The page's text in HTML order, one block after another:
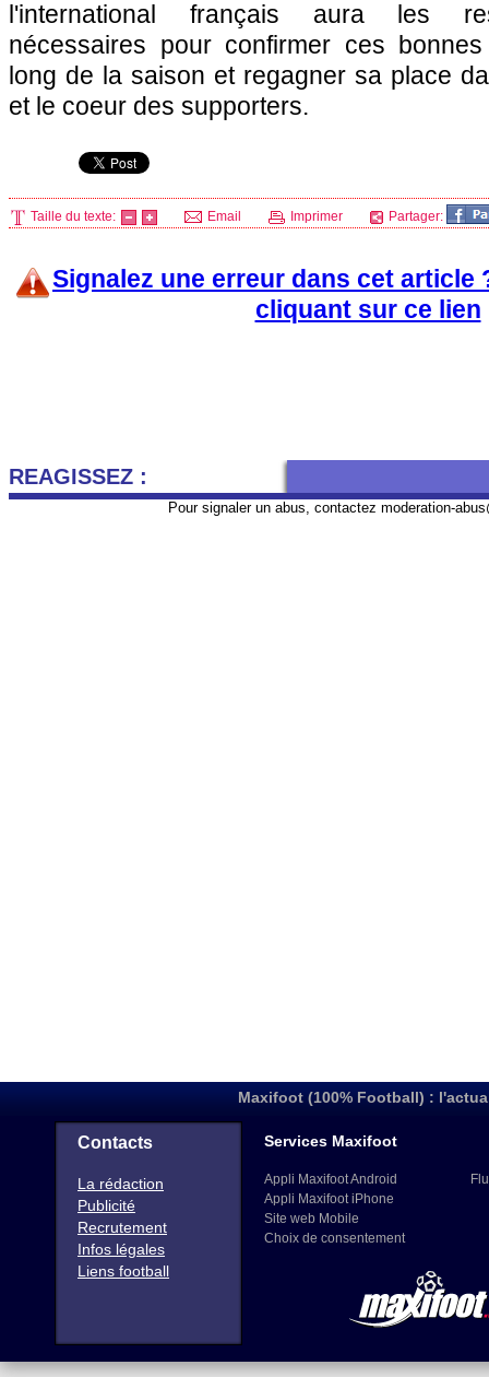
l'international français aura les
nécessaires pour confirmer ces
long de la saison et regagner sa place
et le coeur des supporters.
Taille du texte: Email Imprimer Partager:
Signalez une erreur dans cet article
cliquant sur ce lien
REAGISSEZ :
Pour signaler un abus, contactez moderation-
Maxifoot (100% Football) :
Contacts
La rédaction
Publicité
Recrutement
Infos légales
Liens football
Services Maxifoot
Appli Maxifoot Android
Appli Maxifoot iPhone
Site web Mobile
Choix de consentement